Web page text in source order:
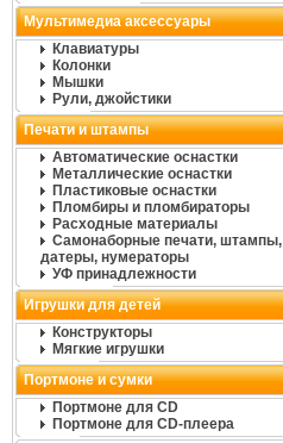
Мультимедиа аксессуары
Клавиатуры
Колонки
Мышки
Рули, джойстики
Печати и штампы
Автоматические оснастки
Металлические оснастки
Пластиковые оснастки
Пломбиры и пломбираторы
Расходные материалы
Самонаборные печати, штампы,
датеры, нумераторы
УФ принадлежности
Игрушки для детей
Конструкторы
Мягкие игрушки
Портмоне и сумки
Портмоне для CD
Портмоне для CD-плеера